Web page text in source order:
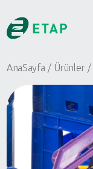
AnaSayfa Ürünler